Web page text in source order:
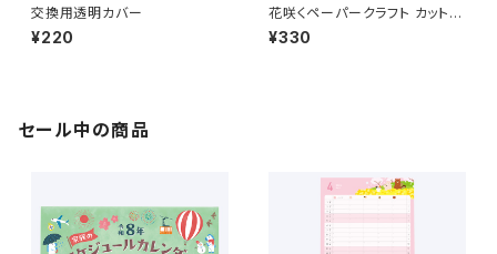
交換用透明カバー
¥220
花咲くペーパークラフト カット済
クラフト紙 花6輪分
¥330
セール中の商品